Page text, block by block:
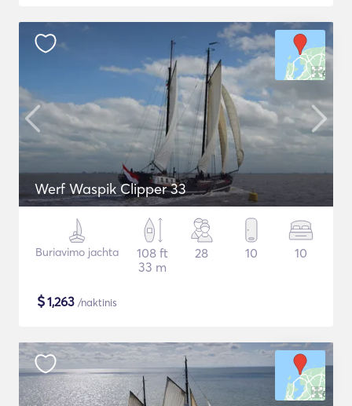
Werf Waspik Clipper 33
Buriavimo jachta
108 ft
33 m
28 10 10
$1,263 /naktinis